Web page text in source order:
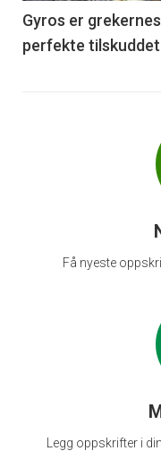
6
Gyros er
perfekte
Få nyeste
Legg oppskrifter i